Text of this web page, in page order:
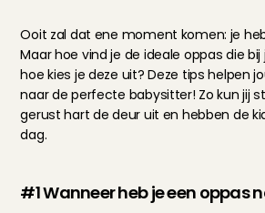
Ooit zal dat ene moment komen: je
Maar hoe vind je de ideale oppas die bij
hoe kies je deze uit? Deze tips helpen
naar de perfecte babysitter! Zo kun jij
gerust hart de deur uit en hebben de
dag.
#1 Wanneer heb je een oppas